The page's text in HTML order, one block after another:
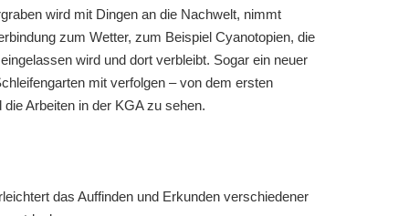
wird mit Dingen an die Nachwelt, nimmt
zum Wetter, zum Beispiel Cyanotopien, die
wird und dort verbleibt. Sogar ein neuer
mit verfolgen – von dem ersten
Arbeiten in der KGA zu sehen.
das Auffinden und Erkunden verschiedener